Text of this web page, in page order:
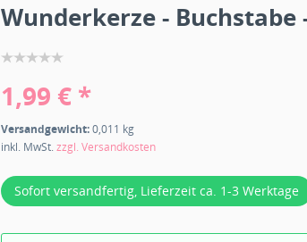
Wunderkerze - Buchstabe
1,99 € *
Versandgewicht:0,011 kg
inkl. MwSt.zzgl. Versandkosten
Sofort versandfertig, Lieferzeit ca. 1-3 Werktage